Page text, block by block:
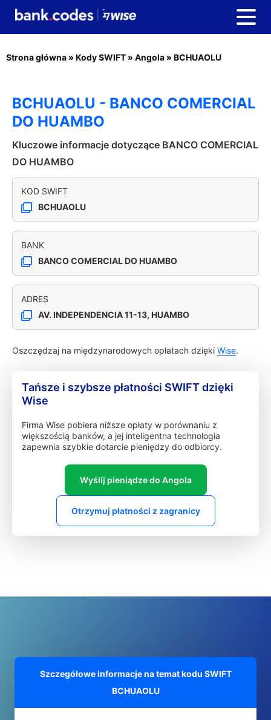
Strona główna » Kody SWIFT » Angola » BCHUAOLU
BCHUAOLU - BANCO COMERCIAL
DO HUAMBO
Kluczowe informacje dotyczące BANCO COMERCIAL
DO HUAMBO
KOD SWIFT
BCHUAOLU
BANK
BANCO COMERCIAL DO HUAMBO
ADRES
AV. INDEPENDENCIA 11-13, HUAMBO
Oszczędzaj na międzynarodowych opłatach dzięki Wise.
Tańsze i szybsze płatności SWIFT dzięki
Wise
Firma Wise pobiera niższe opłaty w porównaniu z
większością banków, a jej inteligentna technologia
zapewnia szybkie dotarcie pieniędzy do odbiorcy.
Wyślij pieniądze do Angola
Otrzymuj płatności z zagranicy
Szczegółowe informacje na temat kodu SWIFT
BCHUAOLU